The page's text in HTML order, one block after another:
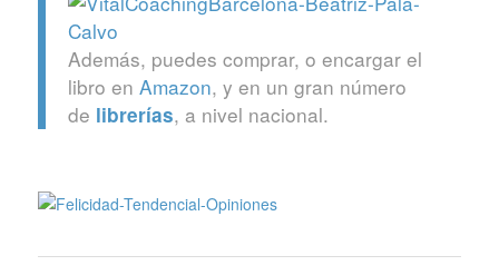
Además, puedes comprar, o encargar el
libro en Amazon, y en un gran número
de librerías, a nivel nacional.